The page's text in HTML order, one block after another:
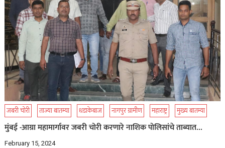
जबरी चोरी ताज्या बातम्या धडाकेबाज नागपुर ग्रामीण महाराष्ट्र मुख्य बातम्या
मुंबई -आग्रा महामार्गावर जबरी चोरी करणारे नाशिक पोलिसांचे ताब्यात…
February 15, 2024